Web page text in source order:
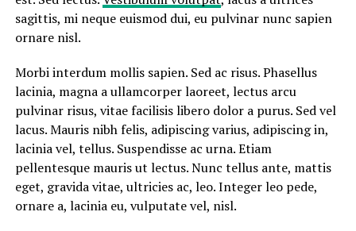
sagittis, mi neque euismod dui, eu pulvinar nunc sapien
ornare nisl.
Morbi interdum mollis sapien. Sed ac risus. Phasellus
lacinia, magna a ullamcorper laoreet, lectus arcu
pulvinar risus, vitae facilisis libero dolor a purus. Sed vel
lacus. Mauris nibh felis, adipiscing varius, adipiscing in,
lacinia vel, tellus. Suspendisse ac urna. Etiam
pellentesque mauris ut lectus. Nunc tellus ante, mattis
eget, gravida vitae, ultricies ac, leo. Integer leo pede,
ornare a, lacinia eu, vulputate vel, nisl.